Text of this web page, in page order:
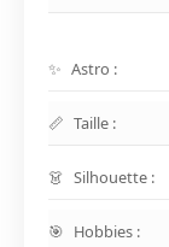
Astro :
Taille :
Silhouette :
Hobbies :